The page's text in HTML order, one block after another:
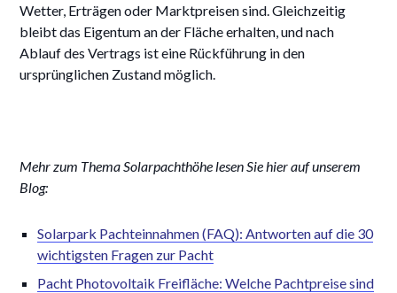
Wetter, Erträgen oder Marktpreisen sind. Gleichzeitig
bleibt das Eigentum an der Fläche erhalten, und nach
Ablauf des Vertrags ist eine Rückführung in den
ursprünglichen Zustand möglich.
Mehr zum Thema Solarpachthöhe lesen Sie hier auf unserem
Blog:
Solarpark Pachteinnahmen (FAQ): Antworten auf die 30
wichtigsten Fragen zur Pacht
Pacht Photovoltaik Freifläche: Welche Pachtpreise sind